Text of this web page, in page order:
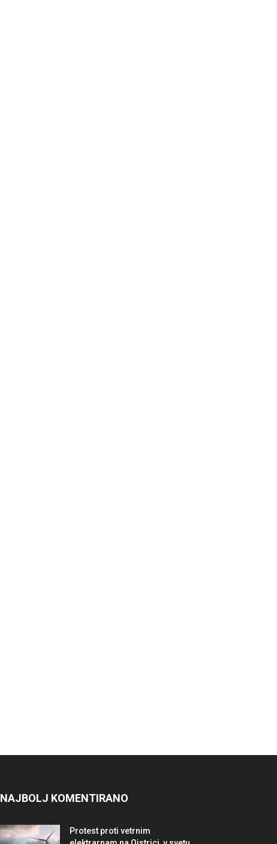
NAJBOLJ KOMENTIRANO
Protest proti vetrnim